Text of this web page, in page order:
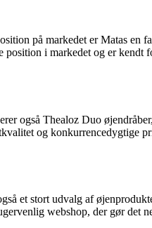
på markedet er Matas en
i markedet og er kendt
også Thealoz Duo
og konkurrencedygtige
et stort udvalg af
webshop, der gør det